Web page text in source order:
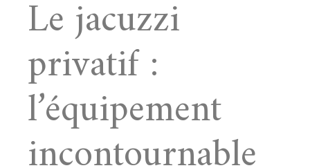
Le jacuzzi
privatif :
l’équipement